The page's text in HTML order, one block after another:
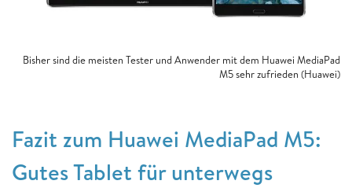
Bisher sind die meisten Tester und Anwender mit dem Huawei MediaPad
M5 sehr zufrieden (Huawei)
Fazit zum Huawei MediaPad M5:
Gutes Tablet für unterwegs